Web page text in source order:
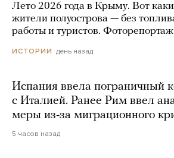
Лето 2026 года в Крыму. Вот
жители полуострова — без
работы и туристов. Фоторепортаж
ИСТОРИИ день назад
Испания ввела пограничный
с Италией. Ранее Рим ввел
меры из-за миграционного
5 часов назад